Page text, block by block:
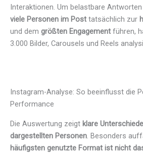
Interaktionen. Um belastbare
viele Personen im Post tatsächlich zur
und dem größten Engagement führen,
3.000 Bilder, Carousels und Reels
Instagram-Analyse: So beeinflusst die
Performance
Die Auswertung zeigt klare Unterschiede
dargestellten Personen. Besonders
häufigsten genutzte Format ist nicht